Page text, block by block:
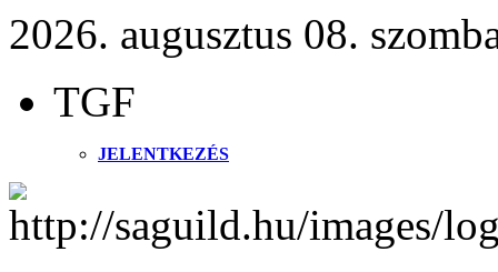
2026. augusztus 08.
TGF
JELENTKEZÉS